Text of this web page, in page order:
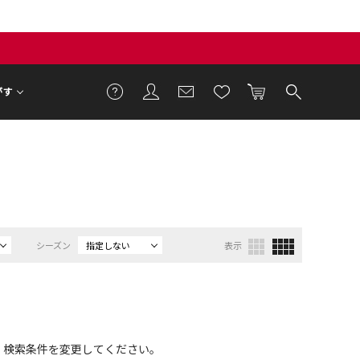
す
シーズン 指定しない 表示
索条件を変更してください。